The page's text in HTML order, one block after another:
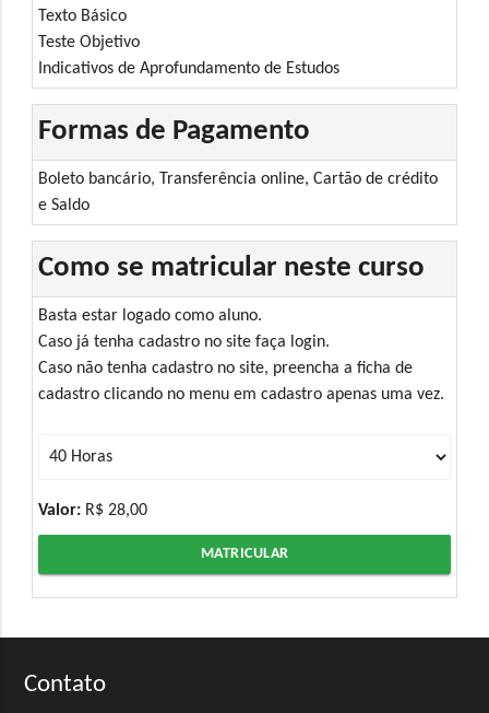
Texto Básico
Teste Objetivo
Indicativos de Aprofundamento de Estudos
Formas de Pagamento
Boleto bancário, Transferência online, Cartão de crédito
e Saldo
Como se matricular neste curso
Basta estar logado como aluno.
Caso já tenha cadastro no site faça login.
Caso não tenha cadastro no site, preencha a ficha de
cadastro clicando no menu em cadastro apenas uma vez.
Valor: R$ 28,00
MATRICULAR
Contato